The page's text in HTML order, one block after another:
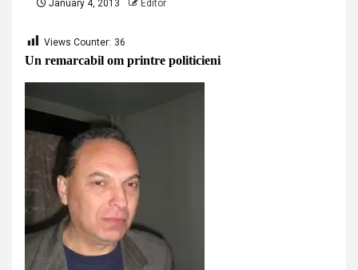
January 4, 2013 Editor
Views Counter: 36
Un remarcabil om printre politicieni